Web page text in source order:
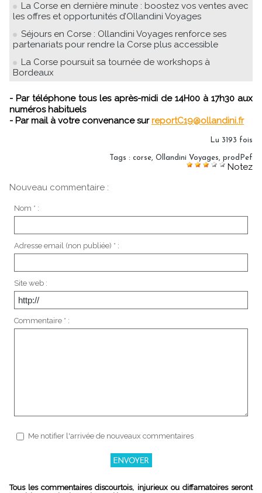
La Corse en dernière minute : boostez vos ventes avec
les offres et opportunités d’Ollandini Voyages
Séjours en Corse : Ollandini Voyages renforce ses
partenariats pour rendre la Corse plus accessible
La Corse poursuit sa tournée de workshops à
Bordeaux
- Par téléphone tous les après-midi de 14H00 à 17h30 aux
numéros habituels
- Par mail à votre convenance surreportC19@ollandini.fr
Lu 3193 fois
Tags : corse, Ollandini Voyages, prodPef
Notez
Nouveau commentaire :
Nom * :
Adresse email (non publiée) * :
Site web :
Commentaire * :
Me notifier l'arrivée de nouveaux commentaires
Tous les commentaires discourtois, injurieux ou diffamatoires seront